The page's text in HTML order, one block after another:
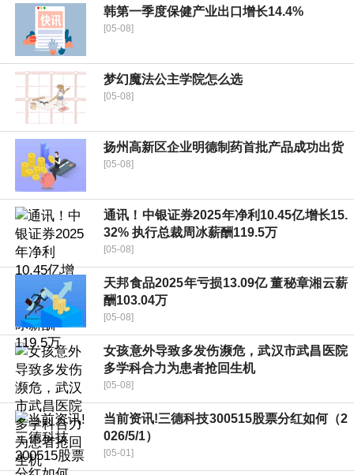
韩第一季度保健产业出口增长14.4%
[05-08]
梦幻魔法公主学院怎么选
[05-08]
扬州高新区企业明德制药首批产品成功出货
[05-08]
通讯！中银证券2025年净利10.45亿增长15.
32% 执行总裁周冰薪酬119.5万
[05-08]
天邦食品2025年亏损13.09亿 董秘章湘云薪
酬103.04万
[05-08]
女孩意外导致多发伤濒危，武汉市武昌医院
多学科合力为患者抢回生机
[05-08]
当前资讯!三德科技300515股票分红如何（2
026/5/1）
[05-01]